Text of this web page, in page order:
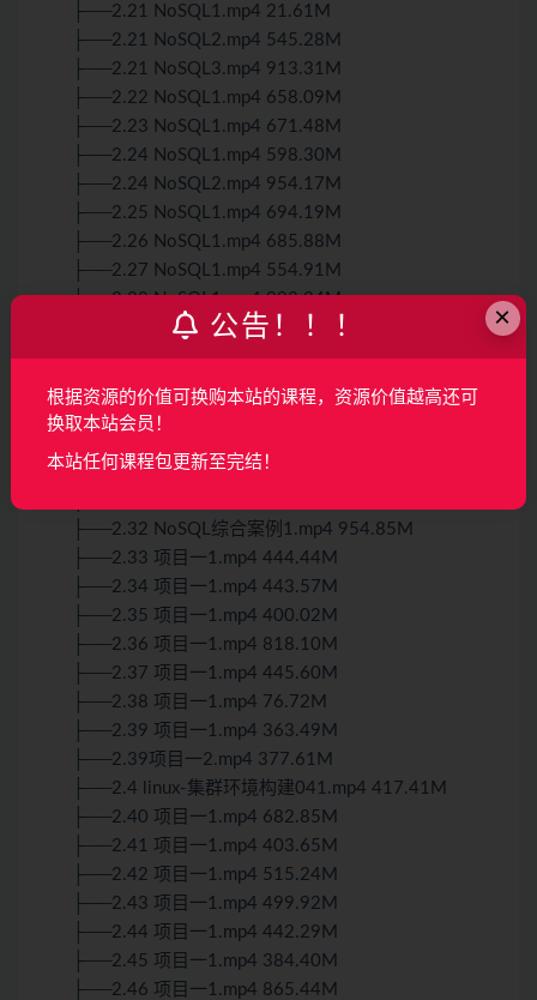
├──2.21 NoSQL1.mp4 21.61M
├──2.21 NoSQL2.mp4 545.28M
├──2.21 NoSQL3.mp4 913.31M
├──2.22 NoSQL1.mp4 658.09M
├──2.23 NoSQL1.mp4 671.48M
├──2.24 NoSQL1.mp4 598.30M
├──2.24 NoSQL2.mp4 954.17M
├──2.25 NoSQL1.mp4 694.19M
├──2.26 NoSQL1.mp4 685.88M
├──2.27 NoSQL1.mp4 554.91M
├──2.28 NoSQL1.mp4 993.24M
├──2.29 NoSQL1.mp4 6.96M
├──2.29 NoSQL2.mp4 807.25M
├──2.3 2021-10-9-Linux-集群环境构建031.mp4
386.23M
├──2.31 NoSQL综合案例1.mp4 996.31kb
├──2.32 NoSQL综合案例1.mp4 954.85M
├──2.33 项目一1.mp4 444.44M
├──2.34 项目一1.mp4 443.57M
├──2.35 项目一1.mp4 400.02M
├──2.36 项目一1.mp4 818.10M
├──2.37 项目一1.mp4 445.60M
├──2.38 项目一1.mp4 76.72M
├──2.39 项目一1.mp4 363.49M
├──2.39项目一2.mp4 377.61M
├──2.4 linux-集群环境构建041.mp4 417.41M
├──2.40 项目一1.mp4 682.85M
├──2.41 项目一1.mp4 403.65M
├──2.42 项目一1.mp4 515.24M
├──2.43 项目一1.mp4 499.92M
├──2.44 项目一1.mp4 442.29M
├──2.45 项目一1.mp4 384.40M
├──2.46 项目一1.mp4 865.44M
×
公告！！！
根据资源的价值可换购本站的课程，资源价值越高还可
换取本站会员！
本站任何课程包更新至完结！